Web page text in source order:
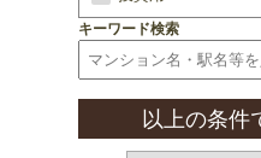
キーワード検索